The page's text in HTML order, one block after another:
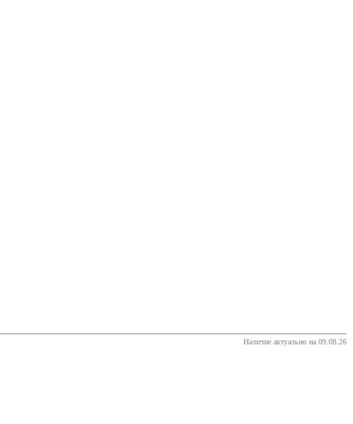
Наличие актуально на 09.08.26